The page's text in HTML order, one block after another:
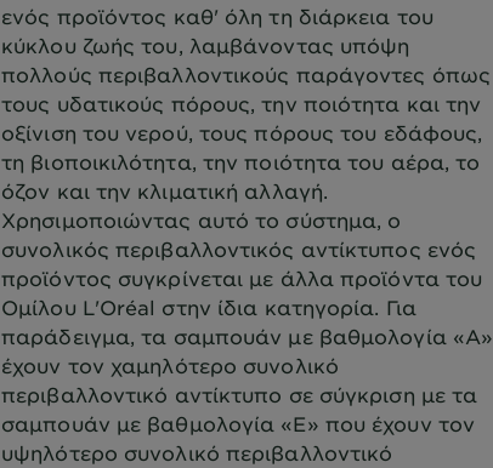
ενός προϊόντος καθ' όλη τη διάρκεια του
κύκλου ζωής του, λαμβάνοντας υπόψη
πολλούς περιβαλλοντικούς παράγοντες όπως
τους υδατικούς πόρους, την ποιότητα και την
οξίνιση του νερού, τους πόρους του εδάφους,
τη βιοποικιλότητα, την ποιότητα του αέρα, το
όζον και την κλιματική αλλαγή.
Χρησιμοποιώντας αυτό το σύστημα, ο
συνολικός περιβαλλοντικός αντίκτυπος ενός
προϊόντος συγκρίνεται με άλλα προϊόντα του
Ομίλου L'Oréal στην ίδια κατηγορία. Για
παράδειγμα, τα σαμπουάν με βαθμολογία «Α»
έχουν τον χαμηλότερο συνολικό
περιβαλλοντικό αντίκτυπο σε σύγκριση με τα
σαμπουάν με βαθμολογία «Ε» που έχουν τον
υψηλότερο συνολικό περιβαλλοντικό